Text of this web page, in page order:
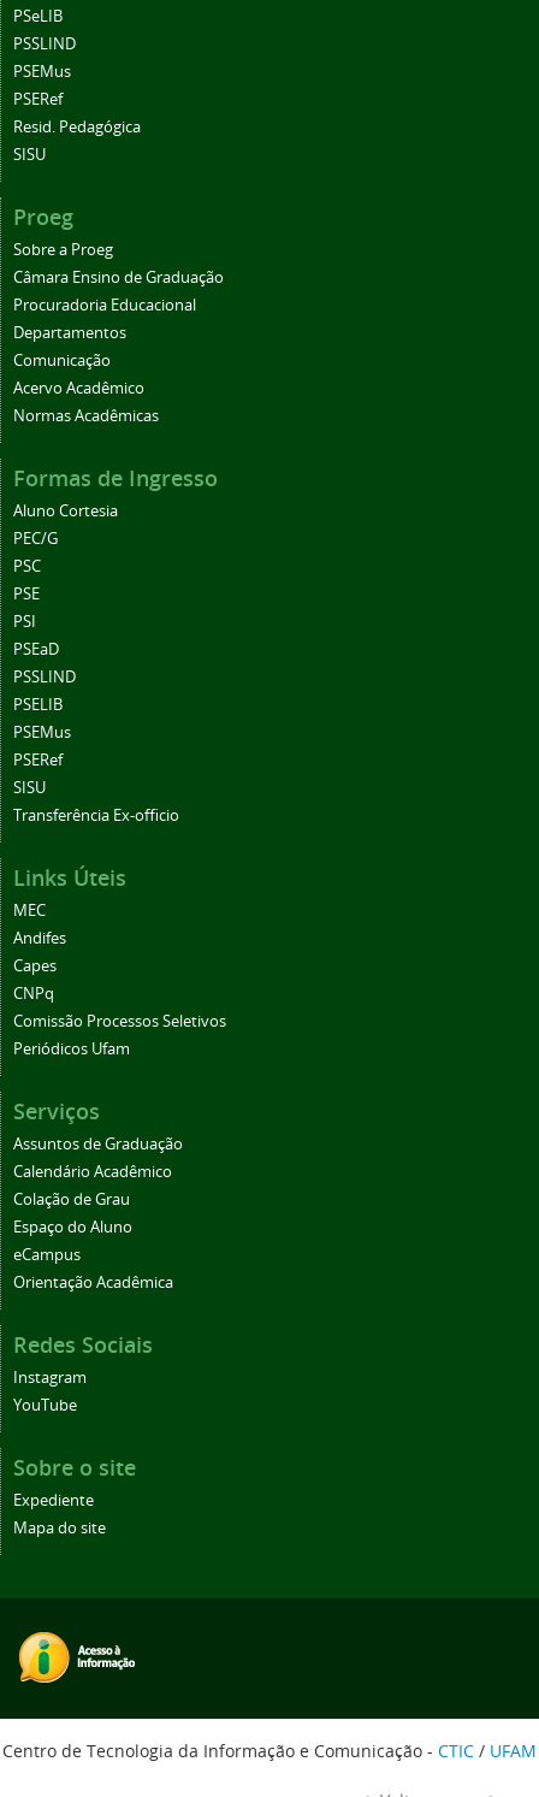
PSeLIB
PSSLIND
PSEMus
PSERef
Resid. Pedagógica
SISU
Proeg
Sobre a Proeg
Câmara Ensino de Graduação
Procuradoria Educacional
Departamentos
Comunicação
Acervo Acadêmico
Normas Acadêmicas
Formas de Ingresso
Aluno Cortesia
PEC/G
PSC
PSE
PSI
PSEaD
PSSLIND
PSELIB
PSEMus
PSERef
SISU
Transferência Ex-officio
Links Úteis
MEC
Andifes
Capes
CNPq
Comissão Processos Seletivos
Periódicos Ufam
Serviços
Assuntos de Graduação
Calendário Acadêmico
Colação de Grau
Espaço do Aluno
eCampus
Orientação Acadêmica
Redes Sociais
Instagram
YouTube
Sobre o site
Expediente
Mapa do site
Centro de Tecnologia da Informação e Comunicação - CTIC / UFAM